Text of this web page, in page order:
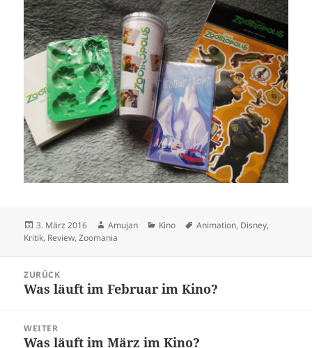
Veröffentlicht
am
3. März 2016 Autor
Amujan Kategorien
Kino Schlagwörter
Animation, Disney,
Kritik, Review,Zoomania
ZURÜCK
Vorheriger
Was läuft im Februar im Kino?
WEITER
Nächster
Was läuft im März im Kino?